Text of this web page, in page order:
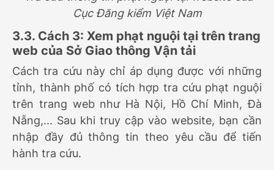
Cục Đăng kiểm Việt Nam
3.3. Cách 3: Xem phạt nguội tại trên trang
web của Sở Giao thông Vận tải
Cách tra cứu này chỉ áp dụng được với những
tỉnh, thành phố có tích hợp tra cứu phạt nguội
trên trang web như Hà Nội, Hồ Chí Minh, Đà
Nẵng,... Sau khi truy cập vào website, bạn cần
nhập đầy đủ thông tin theo yêu cầu để tiến
hành tra cứu.